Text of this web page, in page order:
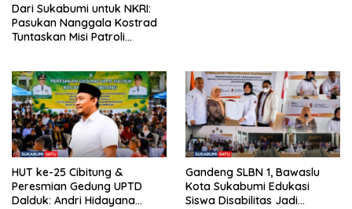
Dari Sukabumi untuk NKRI:
Pasukan Nanggala Kostrad
Tuntaskan Misi Patroli
HUT ke-25 Cibitung &
Peresmian Gedung UPTD
Dalduk: Andri Hidayana
Gandeng SLBN 1, Bawaslu
Kota Sukabumi Edukasi
Siswa Disabilitas Jadi